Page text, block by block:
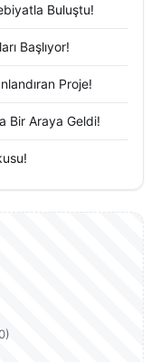
Buluştu!
Başlıyor!
Proje!
Bir Araya Geldi!